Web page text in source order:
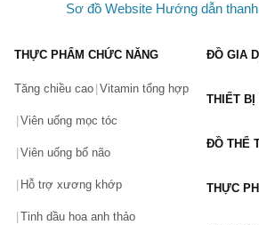
Sơ đồ Website Hướng dẫn
THỰC PHẨM CHỨC NĂNG
Tăng chiều cao Vitamin tổng hợp
Viên uống mọc tóc
Viên uống bổ não
Hỗ trợ xương khớp
Tinh dầu hoa anh thảo
ĐỒ GIA
THIẾT BỊ
ĐỒ THỂ
THỰC